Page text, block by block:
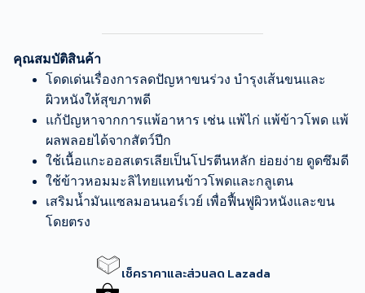
คุณสมบัติสินค้า
โดดเด่นเรื่องการลดปัญหาขนร่วง บำรุงเส้นขนและ
ผิวหนังให้สุขภาพดี
แก้ปัญหาจากการแพ้อาหาร เช่น แพ้ไก่ แพ้ข้าวโพด แพ้
ผลพลอยได้จากสัตว์ปีก
ใช้เนื้อแกะออสเตรเลียเป็นโปรตีนหลัก ย่อยง่าย ดูดซึมดี
ใช้ข้าวหอมมะลิไทยแทนข้าวโพดและกลูเตน
เสริมน้ำมันแซลมอนนอร์เวย์ เพื่อฟื้นฟูผิวหนังและขน
โดยตรง
เช็คราคาและส่วนลด Lazada